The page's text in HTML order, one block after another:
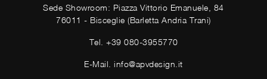
Sede Showroom: Piazza Vittorio Emanuele, 84
76011 - Bisceglie (Barletta Andria Trani)
Tel. +39 080-3955770
E-Mail.info@apvdesign.it